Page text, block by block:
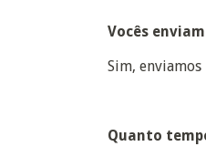
Vocês
Sim,
Quanto